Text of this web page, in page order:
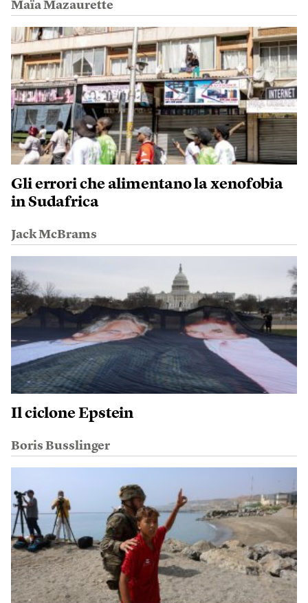
Maïa Mazaurette
Gli errori che alimentano la xenofobia
in Sudafrica
Jack McBrams
Il ciclone Epstein
Boris Busslinger